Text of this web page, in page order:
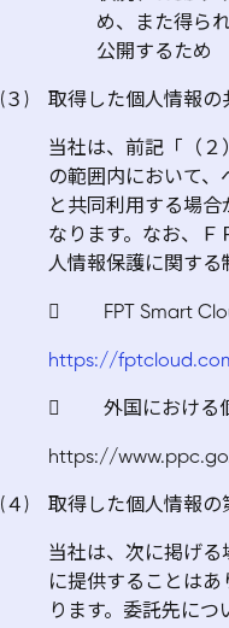
め、また得ら
公開するため
(３) 取得した個人情報の
当社は、前記「（
の範囲内において
と共同利用する場
なります。なお、Ｆ
人情報保護に関する
 FPT Smart
https://
 外国における個
https://
(４) 取得した個人情報の
当社は、次に掲げ
に提供することは
ります。委託先につ